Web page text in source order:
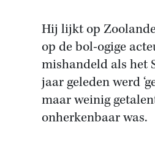
Hij lijkt op
op de bol-ogige
mishandeld als het
jaar geleden werd
maar weinig
onherkenbaar was.